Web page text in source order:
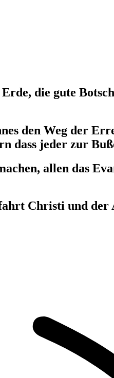
die gute
den Weg der
dass jeder zur
allen das
Christi und der